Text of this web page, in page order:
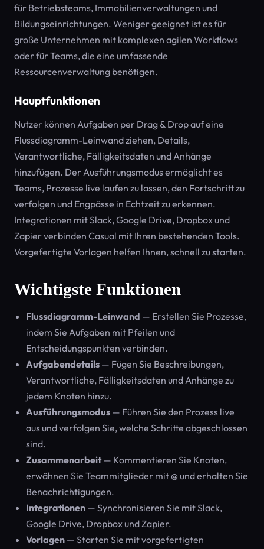
für Betriebsteams, Immobilienverwaltungen und
Bildungseinrichtungen. Weniger geeignet ist es für
große Unternehmen mit komplexen agilen Workflows
oder für Teams, die eine umfassende
Ressourcenverwaltung benötigen.
Hauptfunktionen
Nutzer können Aufgaben per Drag & Drop auf eine
Flussdiagramm-Leinwand ziehen, Details,
Verantwortliche, Fälligkeitsdaten und Anhänge
hinzufügen. Der Ausführungsmodus ermöglicht es
Teams, Prozesse live laufen zu lassen, den Fortschritt zu
verfolgen und Engpässe in Echtzeit zu erkennen.
Integrationen mit Slack, Google Drive, Dropbox und
Zapier verbinden Casual mit Ihren bestehenden Tools.
Vorgefertigte Vorlagen helfen Ihnen, schnell zu starten.
Wichtigste Funktionen
Flussdiagramm-Leinwand — Erstellen Sie Prozesse,
indem Sie Aufgaben mit Pfeilen und
Entscheidungspunkten verbinden.
Aufgabendetails — Fügen Sie Beschreibungen,
Verantwortliche, Fälligkeitsdaten und Anhänge zu
jedem Knoten hinzu.
Ausführungsmodus — Führen Sie den Prozess live
aus und verfolgen Sie, welche Schritte abgeschlossen
sind.
Zusammenarbeit— Kommentieren Sie Knoten,
erwähnen Sie Teammitglieder mit @ und erhalten Sie
Benachrichtigungen.
Integrationen — Synchronisieren Sie mit Slack,
Google Drive, Dropbox und Zapier.
Vorlagen — Starten Sie mit vorgefertigten